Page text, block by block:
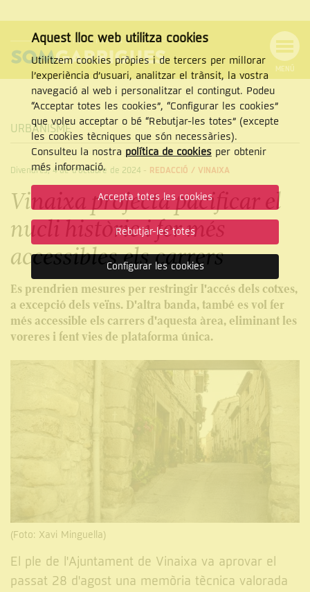
NAVEGACIÓ
MENÚ
Cercar
CERCAR
URBANISME
Divendres, 4 de d’octubre de 2024 - REDACCIÓ / VINAIXA
Vinaixa projecta pacificar el
nucli històric i fer més
accessibles els carrers
Es prendrien mesures per restringir l'accés dels cotxes,
a excepció dels veïns. D'altra banda, també es vol fer
més accessible els carrers d'aquesta àrea, eliminant les
voreres i fent vies de plataforma única.
(Foto: Xavi Minguella)
El ple de l'Ajuntament de Vinaixa va aprovar el
passat 28 d'agost una memòria tècnica valorada
Aquest lloc web utilitza cookies
Utilitzem cookies pròpies i de tercers per millorar
l’experiència d’usuari, analitzar el trànsit, la vostra
navegació al web i personalitzar el contingut. Podeu
“Acceptar totes les cookies”, “Configurar les cookies”
que voleu acceptar o bé “Rebutjar-les totes” (excepte
les cookies tècniques que són necessàries).
Consulteu la nostra política de cookiesper obtenir
més informació.
Accepta totes les cookies
Rebutjar-les totes
Configurar les cookies